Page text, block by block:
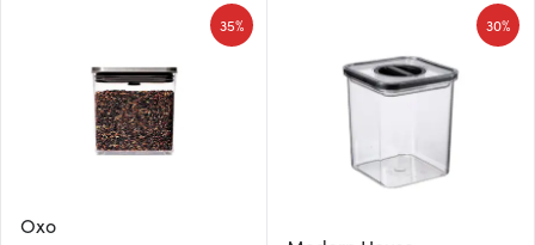
Oxo
35% 30%